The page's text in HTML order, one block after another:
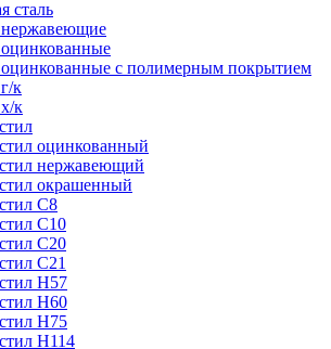
сталь
с полимерным покрытием
к
к
оцинкованный
нержавеющий
окрашенный
С8
С10
С20
С21
Н57
Н60
Н75
Н114